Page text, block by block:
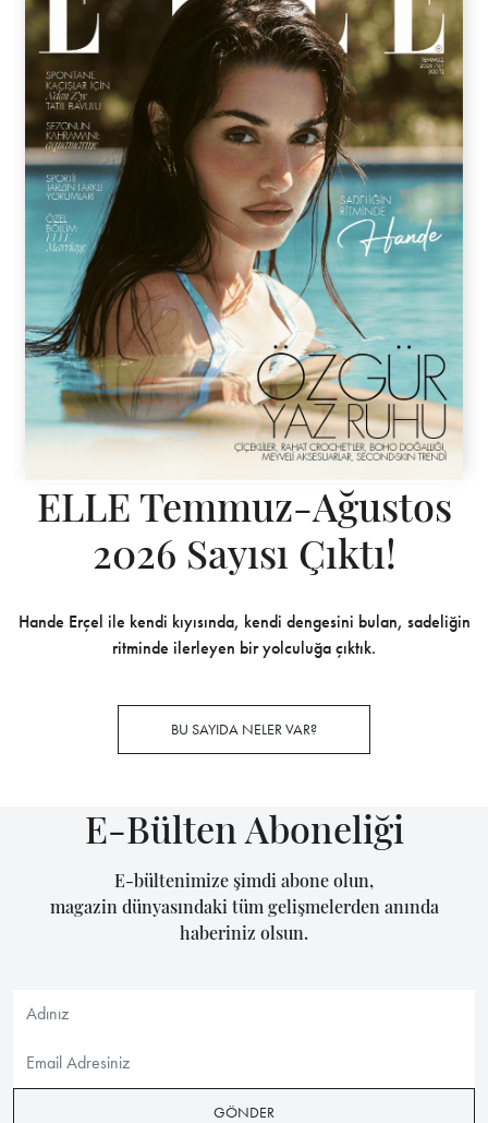
ELLE Temmuz-Ağustos
2026 Sayısı Çıktı!
Hande Erçel ile kendi kıyısında, kendi dengesini bulan, sadeliğin
ritminde ilerleyen bir yolculuğa çıktık.
BU SAYIDA NELER VAR?
E-Bülten Aboneliği
E-bültenimize şimdi abone olun,
magazin dünyasındaki tüm gelişmelerden anında
haberiniz olsun.
GÖNDER